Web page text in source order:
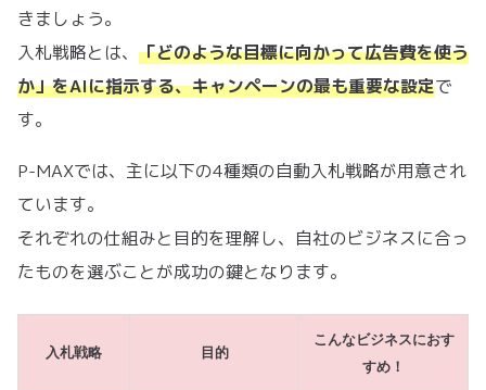
きましょう。
入札戦略とは、 「どのような目標に向かって広告費を使う
か」をAIに指示する、キャンペーンの最も重要な設定で
す。
P-MAXでは、主に以下の4種類の自動入札戦略が用意され
ています。
それぞれの仕組みと目的を理解し、自社のビジネスに合っ
たものを選ぶことが成功の鍵となります。
入札戦略 目的
こんなビジネスにおす
すめ！